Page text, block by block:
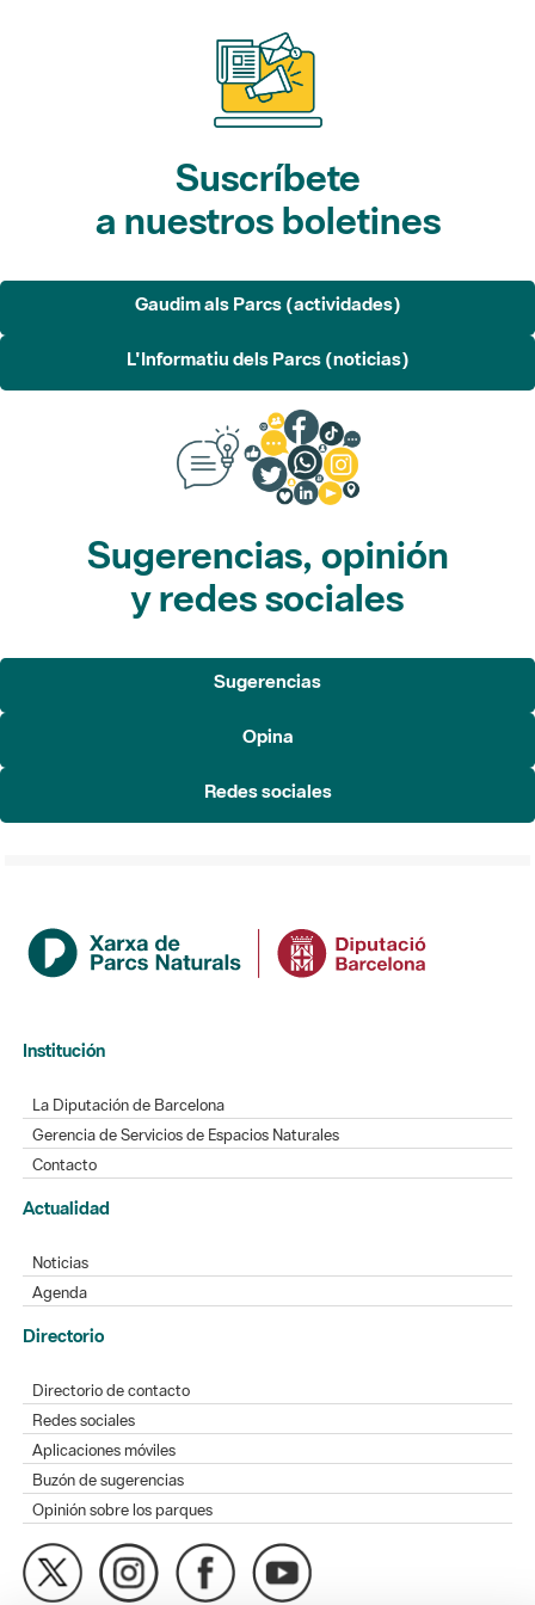
Suscríbete
a nuestros boletines
Gaudim als Parcs (actividades)
L'Informatiu dels Parcs (noticias)
Sugerencias, opinión
y redes sociales
Sugerencias
Opina
Redes sociales
Institución
La Diputación de Barcelona
Gerencia de Servicios de Espacios Naturales
Contacto
Actualidad
Noticias
Agenda
Directorio
Directorio de contacto
Redes sociales
Aplicaciones móviles
Buzón de sugerencias
Opinión sobre los parques